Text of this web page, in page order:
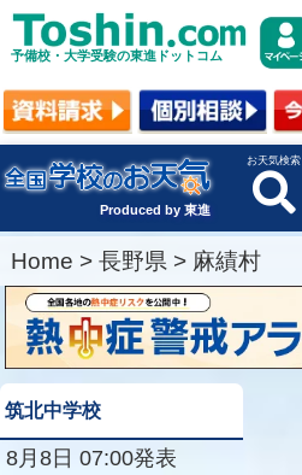
予備校・大学受験の東進ドットコム
Produced by 東進
お天気検索
Home > 長野県 > 麻績村
筑北中学校
8月8日 07:00発表